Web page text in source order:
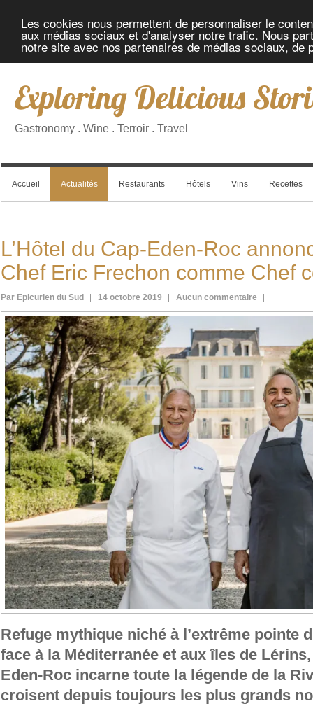
Les cookies nous permettent de personnaliser le
aux médias sociaux et d'analyser notre trafic. Nous
notre site avec nos partenaires de médias sociaux, de
Exploring Delicious
Gastronomy . Wine . Terroir . Travel
Accueil Actualités Restaurants Hôtels Vins Recettes
L’Hôtel du Cap-Eden-Roc
Chef Eric Frechon comme Chef
Par Epicurien du Sud 14 octobre 2019 Aucun commentaire
Refuge mythique niché à l’extrême pointe
face à la Méditerranée et aux îles de Lérins,
Eden-Roc incarne toute la légende de la
croisent depuis toujours les plus grands